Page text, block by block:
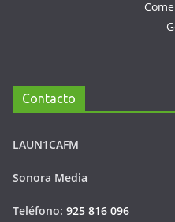
Contacto
LAUN1CAFM
Sonora Media
Teléfono: 925 816 096